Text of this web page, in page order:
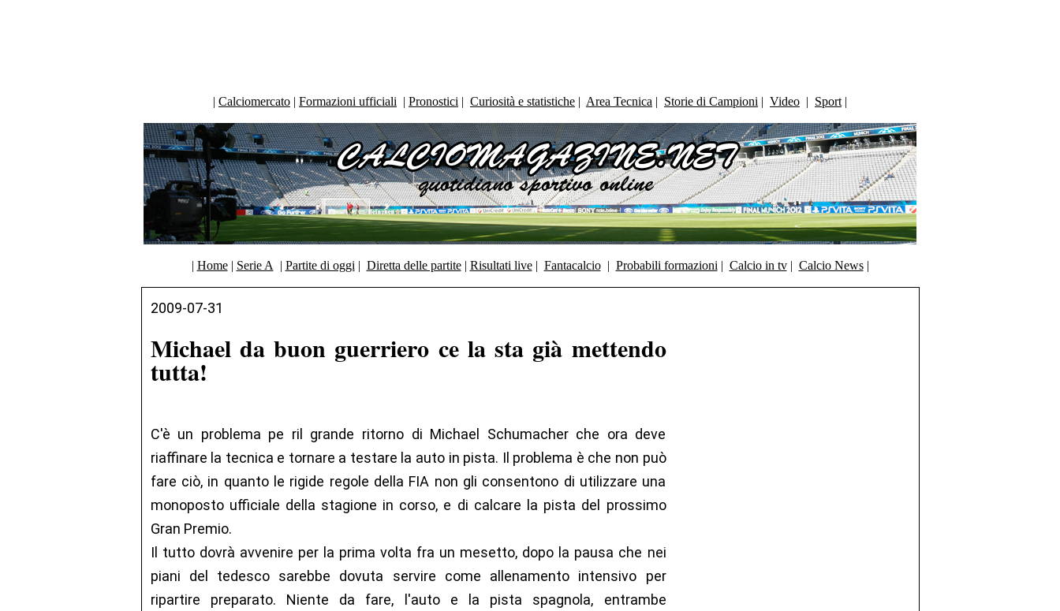
| Calciomercato | Formazioni ufficiali | Pronostici | Curiosità e statistiche | Area Tecnica | Storie di Campioni | Video | Sport |
| Home| Serie A | Partite di oggi | Diretta delle partite| Risultati live| Fantacalcio| Probabili formazioni | Calcio in tv| Calcio News|
2009-07-31
Michael da buon guerriero ce la sta già mettendo
tutta!
C'è un problema pe ril grande ritorno di Michael Schumacher che ora deve
riaffinare la tecnica e tornare a testare la auto in pista. Il problema è che non può
fare ciò, in quanto le rigide regole della FIA non gli consentono di utilizzare una
monoposto ufficiale della stagione in corso, e di calcare la pista del prossimo
Gran Premio.
Il tutto dovrà avvenire per la prima volta fra un mesetto, dopo la pausa che nei
piani del tedesco sarebbe dovuta servire come allenamento intensivo per
ripartire preparato. Niente da fare, l'auto e la pista spagnola, entrambe